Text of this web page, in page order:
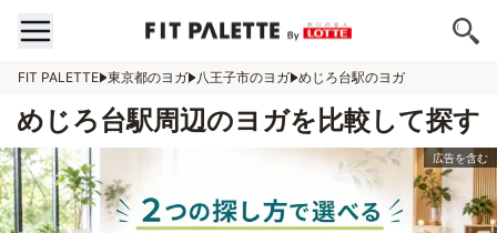
FIT PALETTE 東京都のヨガ 八王子市のヨガ めじろ台駅のヨガ
めじろ台駅周辺のヨガを比較して探す